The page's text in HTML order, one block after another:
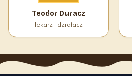
Teodor Duracz
lekarz i działacz